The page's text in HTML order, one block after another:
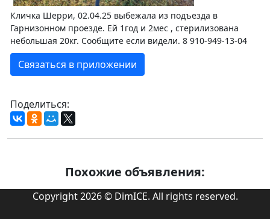
Кличка Шерри, 02.04.25 выбежала из подъезда в
Гарнизонном проезде. Ей 1год и 2мес , стерилизована
небольшая 20кг. Сообщите если видели. 8 910-949-13-04
Связаться в приложении
Поделиться:
Похожие объявления:
Copyright 2026 © DimICE. All rights reserved.